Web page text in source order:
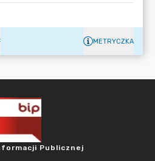
METRYCZKA
Publicznej